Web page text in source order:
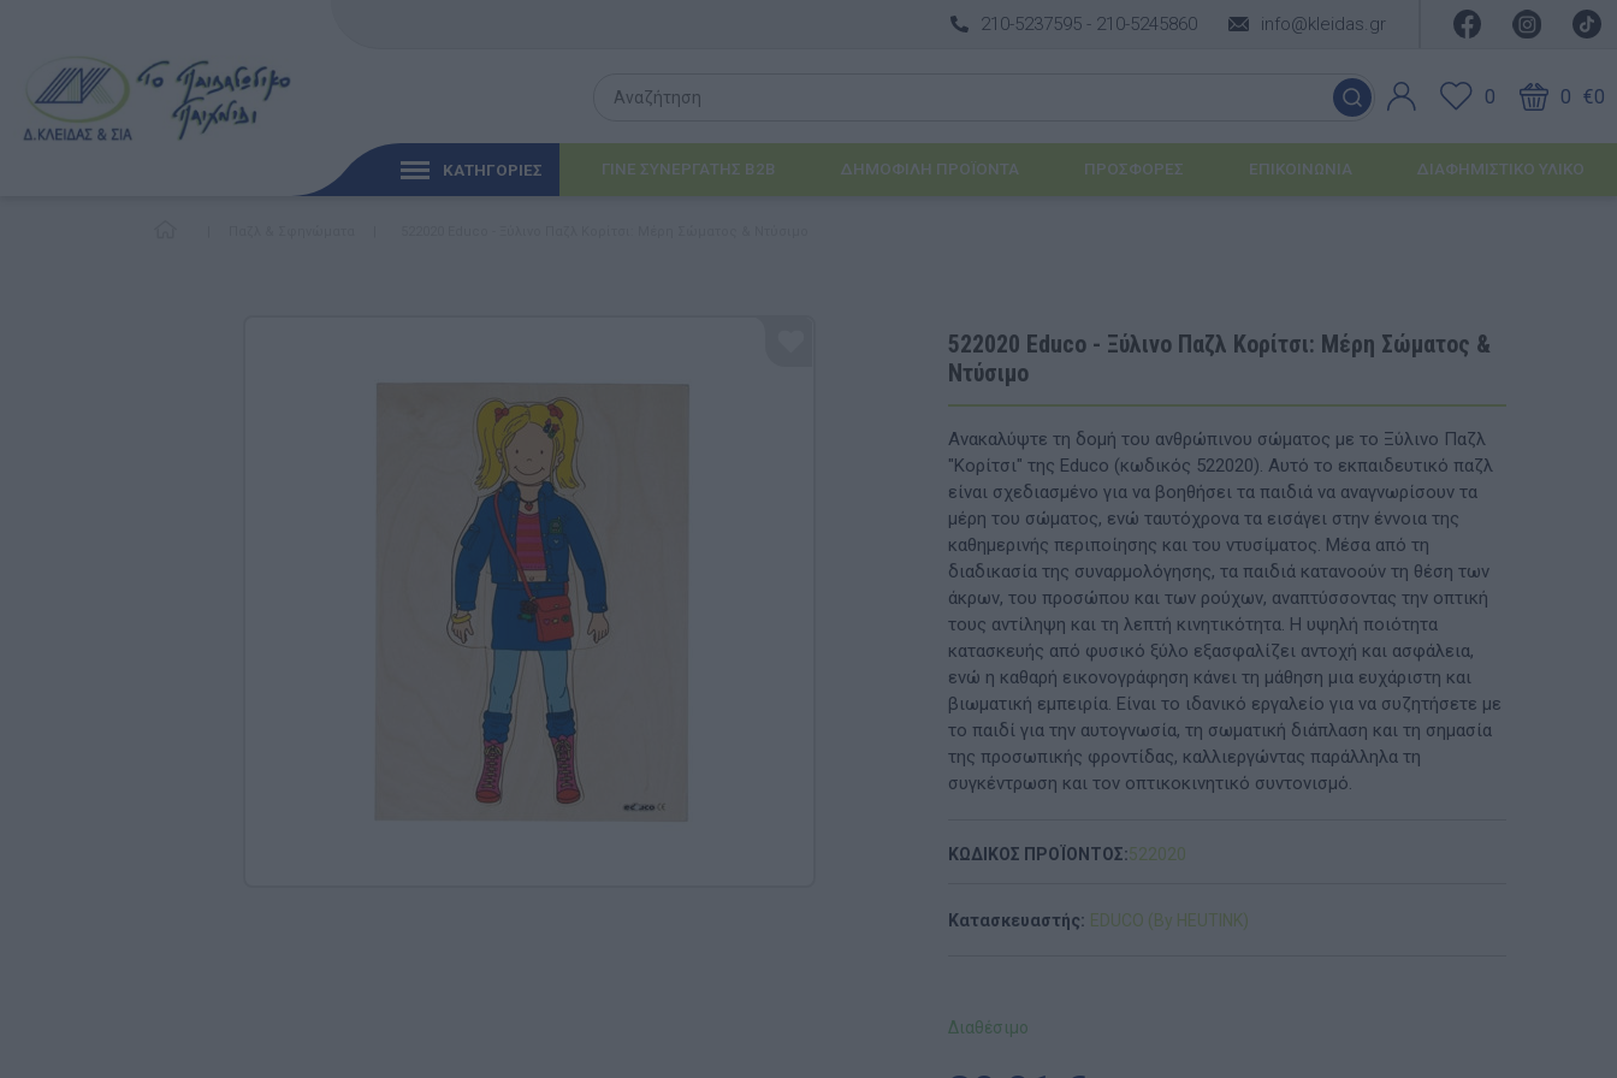
210-5237595 - 210-5245860 info@kleidas.gr
0 0 €0
ΚΑΤΗΓΟΡΙΕΣ
Γλώσσα & Γραφή
Ανακαλύπτοντας τα Μαθηματικά
Φυσικές Επιστήμες
Ανακαλύπτοντας το Χρόνο
ΠΑΖΛ & ΣΦΗΝΏΜΑΤΑ
ΚΑΤΑΣΚΕΥΈΣ-STEM
ΜΈΘΟΔΟΣ MONTESSORI
Βασικός εξοπλισμός & Μονάδες Αποθήκευσης
ΠΑΙΔΑΓΩΓΙΚΌ ΥΛΙΚΌ ΓΙΑ ΕΝΉΛΙΚΕΣ
ΠΑΙΧΝΊΔΙΑ ΕΞΩΤΕΡΙΚΟΎ ΧΏΡΟΥ
Επαγγελματικές Παιδικές Χαρές
Ιδέες για το Πάσχα
Καλοκαιρινές Επιλογές
ΙΔΈΕΣ ΓΙΑ ΒΆΠΤΙΣΗ
ΠΡΟΤΆΣΕΙΣ ΈΩΣ 20€
ΑΝΑΜΝΗΣΤΙΚΆ ΚΑΙ ΒΙΒΛΊΑ/ΈΝΤΥΠΑ ΣΧΟΛΙΚΏΝ
ΕΠΙΤΡΟΠΏΝ & ΣΧΟΛΙΚΏΝ ΜΟΝΆΔΩΝ
Έντυπα-Βιβλία Παιδικών Σταθμων
Έντυπα-Βιβλία Νηπιαγωγείων
'Έντυπα-Βιβλία Λυκείων-ΕΠΑΛ
ΓΙΝΕ ΣΥΝΕΡΓΑΤΗΣ B2B ΔΗΜΟΦΙΛΉ ΠΡΟΪΌΝΤΑ ΠΡΟΣΦΟΡΈΣ ΕΠΙΚΟΙΝΩΝΊΑ ΔΙΑΦΗΜΙΣΤΙΚΟ ΥΛΙΚΟ
522020 Educo - Ξύλινο Παζλ Κορίτσι: Μέρη Σώματος &
Ντύσιμο
Ανακαλύψτε τη δομή του ανθρώπινου σώματος με το Ξύλινο Παζλ
"Κορίτσι" της Educo (κωδικός 522020). Αυτό το εκπαιδευτικό παζλ
είναι σχεδιασμένο για να βοηθήσει τα παιδιά να αναγνωρίσουν τα
μέρη του σώματος, ενώ ταυτόχρονα τα εισάγει στην έννοια της
καθημερινής περιποίησης και του ντυσίματος. Μέσα από τη
διαδικασία της συναρμολόγησης, τα παιδιά κατανοούν τη θέση των
άκρων, του προσώπου και των ρούχων, αναπτύσσοντας την οπτική
τους αντίληψη και τη λεπτή κινητικότητα. Η υψηλή ποιότητα
κατασκευής από φυσικό ξύλο εξασφαλίζει αντοχή και ασφάλεια,
ενώ η καθαρή εικονογράφηση κάνει τη μάθηση μια ευχάριστη και
βιωματική εμπειρία. Είναι το ιδανικό εργαλείο για να συζητήσετε με
το παιδί για την αυτογνωσία, τη σωματική διάπλαση και τη σημασία
της προσωπικής φροντίδας, καλλιεργώντας παράλληλα τη
συγκέντρωση και τον οπτικοκινητικό συντονισμό.
ΚΩΔΙΚΟΣ ΠΡΟΪΟΝΤΟΣ:522020
Κατασκευαστής: EDUCO (By HEUTINK)
Διαθέσιμο